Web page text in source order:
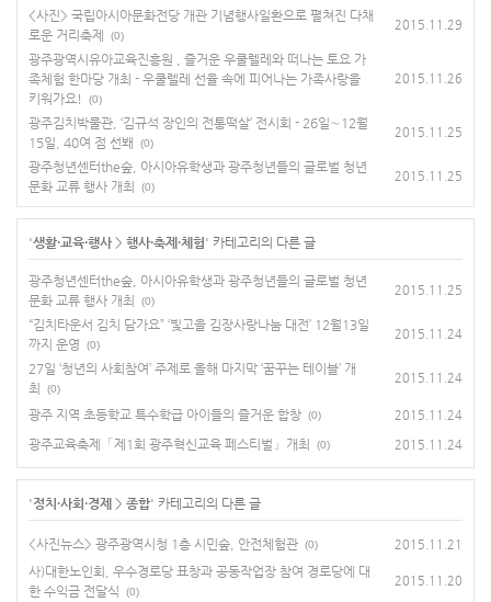
<사진> 국립아시아문화전당 개관 기념행사일환으로 펼쳐진 다채
로운 거리축제
(0)
2015.11.29
광주광역시유아교육진흥원 , 즐거운 우쿨렐레와 떠나는 토요 가
족체험 한마당 개최 - 우쿨렐레 선율 속에 피어나는 가족사랑을
키워가요!
(0)
2015.11.26
광주김치박물관, ‘김규석 장인의 전통떡살’ 전시회 - 26일∼12월
15일, 40여 점 선봬
(0)
2015.11.25
광주청년센터the숲, 아시아유학생과 광주청년들의 글로벌 청년
문화 교류 행사 개최
(0)
2015.11.25
'생활·교육·행사> 행사·축제·체험 ' 카테고리의 다른 글
광주청년센터the숲, 아시아유학생과 광주청년들의 글로벌 청년
문화 교류 행사 개최
(0)
2015.11.25
“김치타운서 김치 담가요” ‘빛고을 김장사랑나눔 대전’ 12월13일
까지 운영
(0)
2015.11.24
27일 ‘청년의 사회참여’ 주제로 올해 마지막 ‘꿈꾸는 테이블’ 개
최
(0)
2015.11.24
광주 지역 초등학교 특수학급 아이들의 즐거운 합창 (0) 2015.11.24
광주교육축제「제1회 광주혁신교육 페스티벌」개최 (0) 2015.11.24
'정치·사회·경제 > 종합' 카테고리의 다른 글
<사진뉴스> 광주광역시청 1층 시민숲, 안전체험관 (0) 2015.11.21
사)대한노인회, 우수경로당 표창과 공동작업장 참여 경로당에 대
한 수익금 전달식
(0)
2015.11.20